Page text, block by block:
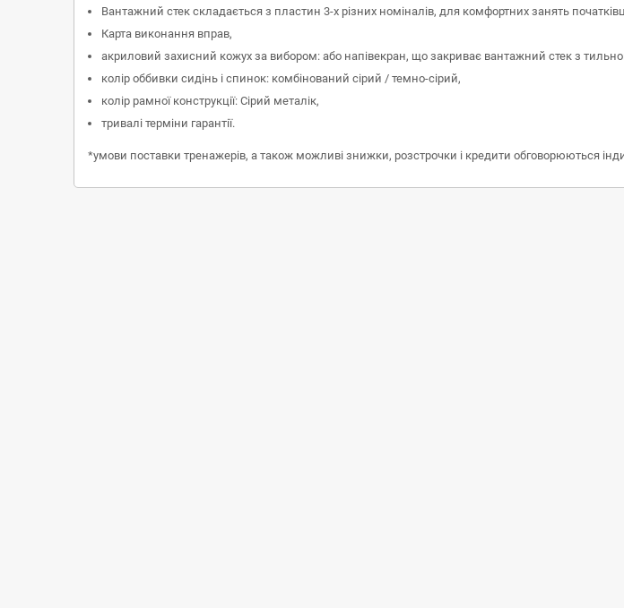
Вантажний стек складається з пластин 3-х різних номіналів, для комфортних занять
Карта виконання вправ,
акриловий захисний кожух за вибором: або напівекран, що закриває вантажний стек з
колір оббивки сидінь і спинок: комбінований сірий / темно-сірий,
колір рамної конструкції: Сірий металік,
тривалі терміни гарантії.
*умови поставки тренажерів, а також можливі знижки, розстрочки і кредити обговорюються